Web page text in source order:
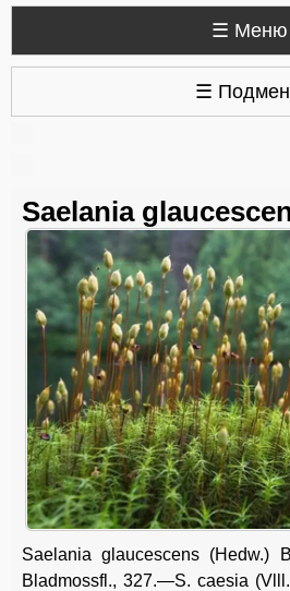
☰ Меню
☰
Saelania
Saelania glaucescens (Hedw.)
Bladmossfl., 327.—S. caesia